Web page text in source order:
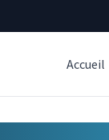
Accueil